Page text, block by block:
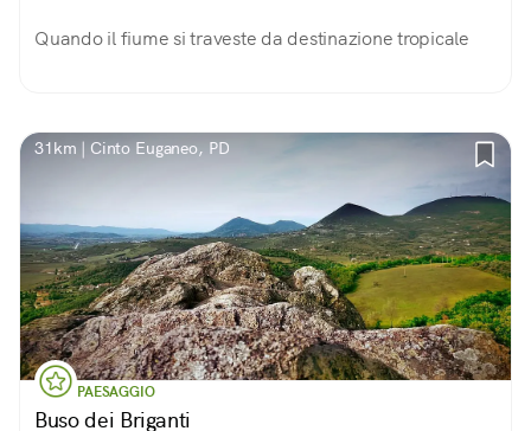
Quando il fiume si traveste da destinazione tropicale
31km | Cinto Euganeo, PD
PAESAGGIO
Buso dei Briganti